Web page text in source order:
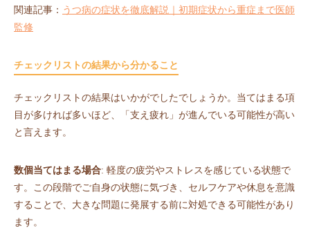
関連記事： うつ病の症状を徹底解説｜初期症状から重症まで医師
監修
チェックリストの結果から分かること
チェックリストの結果はいかがでしたでしょうか。当てはまる項
目が多ければ多いほど、「支え疲れ」が進んでいる可能性が高い
と言えます。
数個当てはまる場合: 軽度の疲労やストレスを感じている状態で
す。この段階でご自身の状態に気づき、セルフケアや休息を意識
することで、大きな問題に発展する前に対処できる可能性があり
ます。